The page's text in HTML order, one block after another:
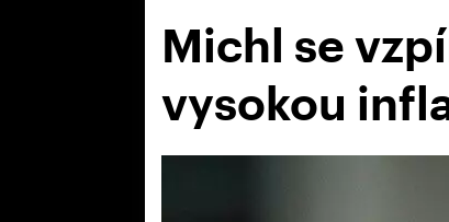
Michl se
vysokou